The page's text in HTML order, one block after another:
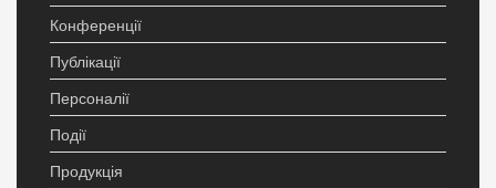
Конференції
Публікації
Персоналії
Події
Продукція